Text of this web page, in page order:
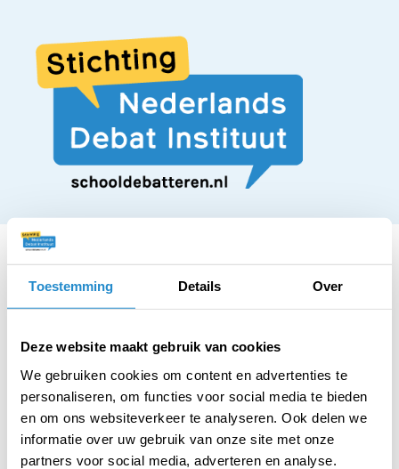
Toestemming Details Over
Deze website maakt gebruik van cookies
We gebruiken cookies om content en advertenties te
personaliseren, om functies voor social media te bieden
en om ons websiteverkeer te analyseren. Ook delen we
informatie over uw gebruik van onze site met onze
partners voor social media, adverteren en analyse.
Het klonen van dieren
moet verboden
worden